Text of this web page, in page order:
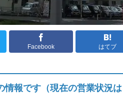
Facebook はてブ
情報です（現在の営業状況は